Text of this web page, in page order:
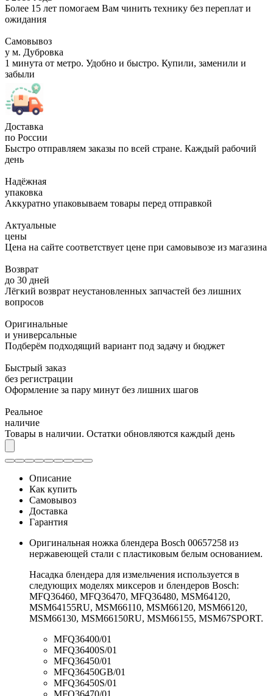
Более 15 лет помогаем Вам чинить технику без переплат и
ожидания
Самовывоз
у м. Дубровка
1 минута от метро. Удобно и быстро. Купили, заменили и
забыли
Доставка
по России
Быстро отправляем заказы по всей стране. Каждый рабочий
день
Надёжная
упаковка
Аккуратно упаковываем товары перед отправкой
Актуальные
цены
Цена на сайте соответствует цене при самовывозе из магазина
Возврат
до 30 дней
Лёгкий возврат неустановленных запчастей без лишних
вопросов
Оригинальные
и универсальные
Подберём подходящий вариант под задачу и бюджет
Быстрый заказ
без регистрации
Оформление за пару минут без лишних шагов
Реальное
наличие
Товары в наличии. Остатки обновляются каждый день
Описание
Как купить
Самовывоз
Доставка
Гарантия
Оригинальная ножка блендера Bosch 00657258 из
нержавеющей стали с пластиковым белым основанием.
Насадка блендера для измельчения используется в
следующих моделях миксеров и блендеров Bosch:
MFQ36460, MFQ36470, MFQ36480, MSM64120,
MSM64155RU, MSM66110, MSM66120, MSM66120,
MSM66130, MSM66150RU, MSM66155, MSM67SPORT.
MFQ36400/01
MFQ36400S/01
MFQ36450/01
MFQ36450GB/01
MFQ36450S/01
MFQ36470/01